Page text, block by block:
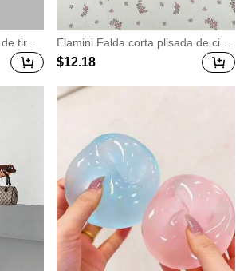
tirant
amari
Elamini Falda corta plisada de cint
ura baja para mujer, estilo sexy va
nguardista para ir al trabajo, prima
fé, tejido con patchwork de lunares
rosas, botones, lazo y corbata
$12.18